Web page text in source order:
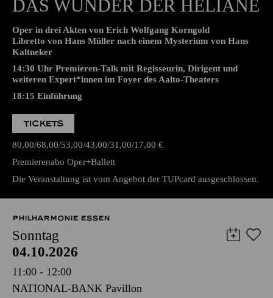
Aalto-Theater
PREMIERE
DAS WUNDER DER HELIANE
Oper in drei Akten von Erich Wolfgang Korngold
Libretto von Hans Müller nach einem Mysterium von Hans
weiteren Expert*innen im Foyer des Aalto-Theaters
18:15 Einführung
TICKETS
80,00 68,00 53,00 43,00 31,00 17,00€
Premierenabo Oper+Ballett
Die Veranstaltung ist vom Angebot der TUPcard ausgeschlossen.
PHILHARMONIE ESSEN
Sonntag
04.10.2026